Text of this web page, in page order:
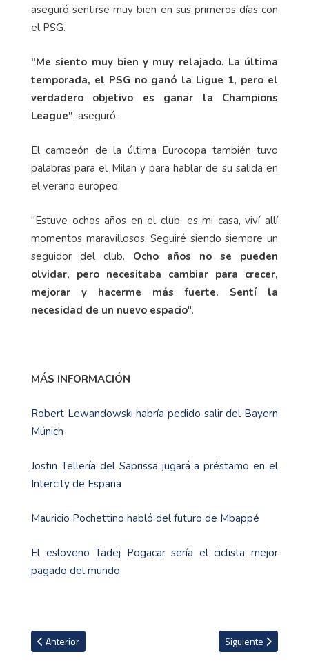
aseguró sentirse muy bien en sus primeros días con
el PSG.
"Me siento muy bien y muy relajado. La última
temporada, el PSG no ganó la Ligue 1, pero el
verdadero objetivo es ganar la Champions
League", aseguró.
El campeón de la última Eurocopa también tuvo
palabras para el Milan y para hablar de su salida en
el verano europeo.
"Estuve ochos años en el club, es mi casa, viví allí
momentos maravillosos. Seguiré siendo siempre un
seguidor del club. Ocho años no se pueden
olvidar, pero necesitaba cambiar para crecer,
mejorar y hacerme más fuerte. Sentí la
necesidad de un nuevo espacio".
MÁS INFORMACIÓN
Robert Lewandowski habría pedido salir del Bayern
Múnich
Jostin Tellería del Saprissa jugará a préstamo en el
Intercity de España
Mauricio Pochettino habló del futuro de Mbappé
El esloveno Tadej Pogacar sería el ciclista mejor
pagado del mundo
Artículo anterior: Mauricio Pochettino no garantiza la titularidad de
Anterior Artículo siguiente:
Siguiente